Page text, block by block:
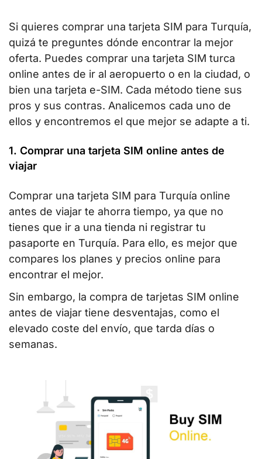
Si quieres comprar una tarjeta SIM para Turquía,
quizá te preguntes dónde encontrar la mejor
oferta. Puedes comprar una tarjeta SIM turca
online antes de ir al aeropuerto o en la ciudad, o
bien una tarjeta e-SIM. Cada método tiene sus
pros y sus contras. Analicemos cada uno de
ellos y encontremos el que mejor se adapte a ti.
1. Comprar una tarjeta SIM online antes de
viajar
Comprar una tarjeta SIM para Turquía online
antes de viajar te ahorra tiempo, ya que no
tienes que ir a una tienda ni registrar tu
pasaporte en Turquía. Para ello, es mejor que
compares los planes y precios online para
encontrar el mejor.
Sin embargo, la compra de tarjetas SIM online
antes de viajar tiene desventajas, como el
elevado coste del envío, que tarda días o
semanas.